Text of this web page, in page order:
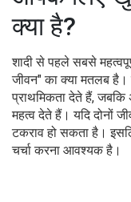
क्या है?
शादी से पहले सबसे
जीवन" का क्या मतलब
प्राथमिकता देते हैं,
महत्व देते हैं। यदि दोनों
टकराव हो सकता है।
चर्चा करना आवश्यक है।